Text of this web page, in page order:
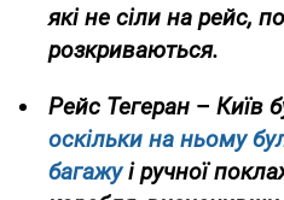
які не сіли на рейс,
розкриваються.
Рейс Тегеран – Київ
оскільки на ньому
багажуі ручної